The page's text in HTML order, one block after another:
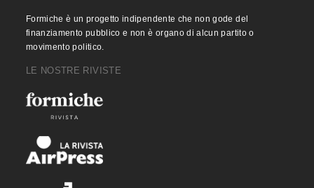
Formiche è un progetto indipendente che non gode del
finanziamento pubblico e non è organo di alcun partito o
movimento politico.
LE NOSTRE RIVISTE